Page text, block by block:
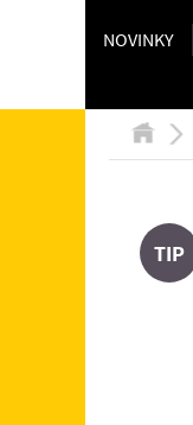
NOVINKY
TIP